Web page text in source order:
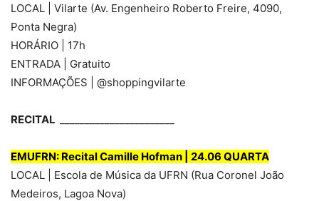
LOCAL | Vilarte (Av. Engenheiro Roberto Freire, 4090,
Ponta Negra)
HORÁRIO | 17h
ENTRADA | Gratuito
INFORMAÇÕES | @shoppingvilarte
RECITAL
EMUFRN: Recital Camille Hofman | 24.06 QUARTA
LOCAL | Escola de Música da UFRN (Rua Coronel João
Medeiros, Lagoa Nova)